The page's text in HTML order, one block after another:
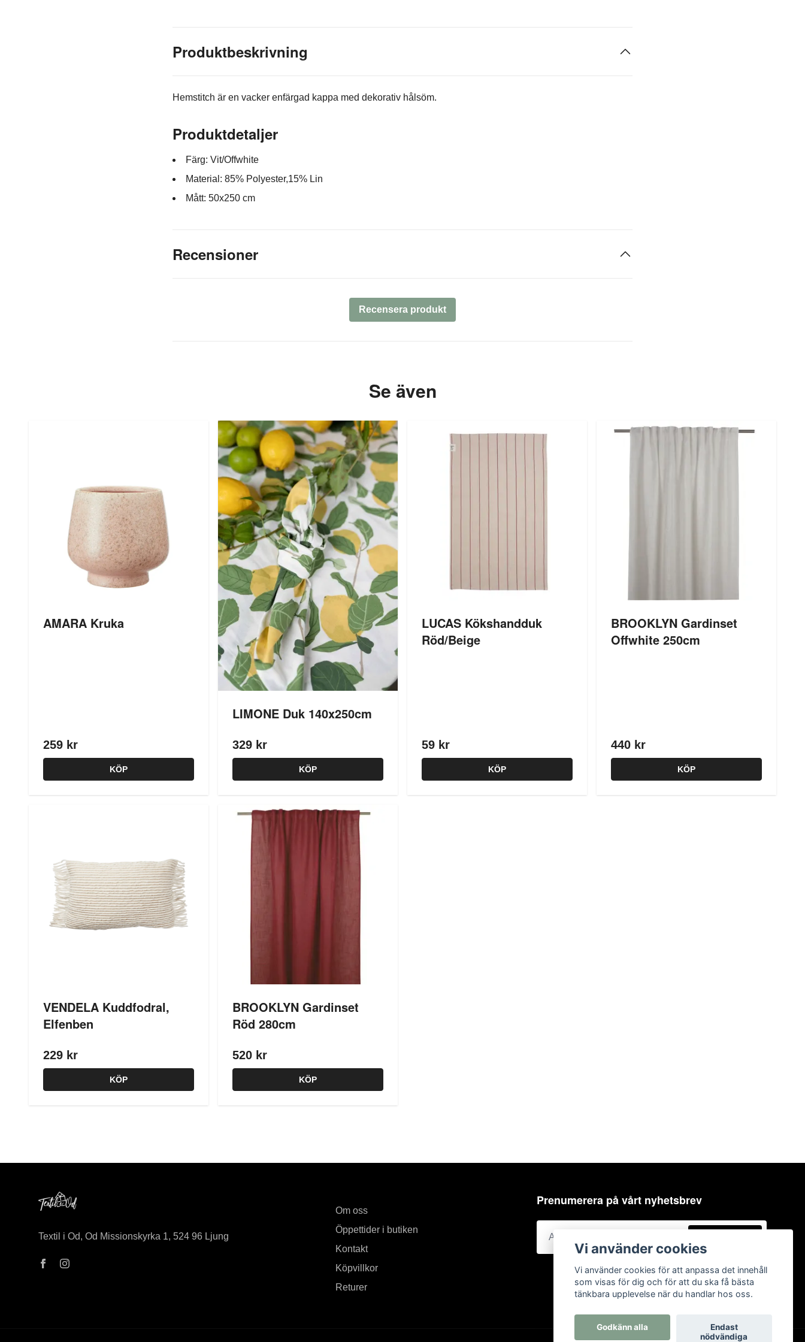
Produktbeskrivning
Hemstitch är en vacker enfärgad kappa med dekorativ hålsöm.
Produktdetaljer
Färg: Vit/Offwhite
Material : 85% Polyester,15% Lin
Mått: 50x250 cm
Recensioner
Recensera produkt
Se även
AMARA Kruka
259 kr
KÖP
LIMONE Duk 140x250cm
329 kr
KÖP
LUCAS Kökshandduk
Röd/Beige
59 kr
KÖP
BROOKLYN Gardinset
Offwhite 250cm
440 kr
KÖP
VENDELA Kuddfodral,
Elfenben
229 kr
KÖP
BROOKLYN Gardinset
Röd 280cm
520 kr
KÖP
Textil i Od, Od Missionskyrka 1, 524 96 Ljung
Om oss
Öppettider i butiken
Kontakt
Köpvillkor
Returer
Prenumerera på vårt nyhetsbrev
Vi använder cookies
Vi använder cookies för att anpassa det innehåll
som visas för dig och för att du ska få bästa
tänkbara upplevelse när du handlar hos oss.
Godkänn alla
Endast
nödvändiga